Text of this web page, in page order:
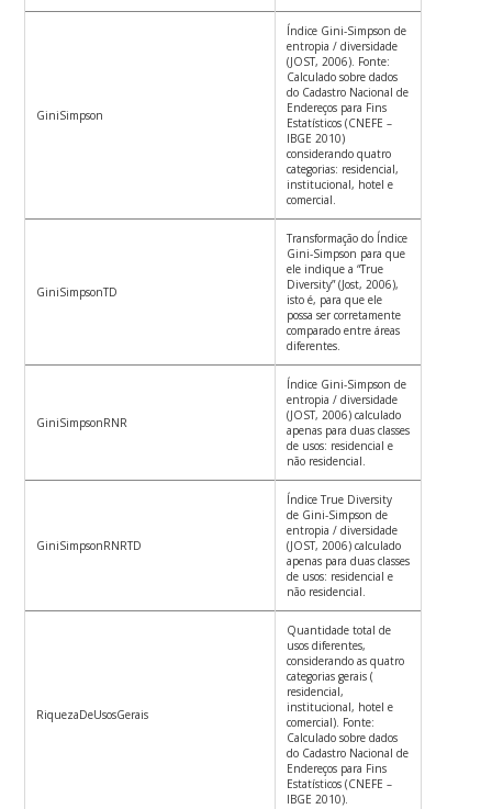
GiniSimpson
Índice Gini-Simpson de
entropia / diversidade
(JOST, 2006). Fonte:
Calculado sobre dados
do Cadastro Nacional de
Endereços para Fins
Estatísticos (CNEFE –
IBGE 2010)
considerando quatro
categorias: residencial,
institucional, hotel e
comercial.
GiniSimpsonTD
Transformação do Índice
Gini-Simpson para que
ele indique a “True
Diversity” (Jost, 2006),
isto é, para que ele
possa ser corretamente
comparado entre áreas
diferentes.
GiniSimpsonRNR
Índice Gini-Simpson de
entropia / diversidade
(JOST, 2006) calculado
apenas para duas classes
de usos: residencial e
não residencial.
GiniSimpsonRNRTD
Índice True Diversity
de Gini-Simpson de
entropia / diversidade
(JOST, 2006) calculado
apenas para duas classes
de usos: residencial e
não residencial.
RiquezaDeUsosGerais
Quantidade total de
usos diferentes,
considerando as quatro
categorias gerais (
residencial,
institucional, hotel e
comercial). Fonte:
Calculado sobre dados
do Cadastro Nacional de
Endereços para Fins
Estatísticos (CNEFE –
IBGE 2010).